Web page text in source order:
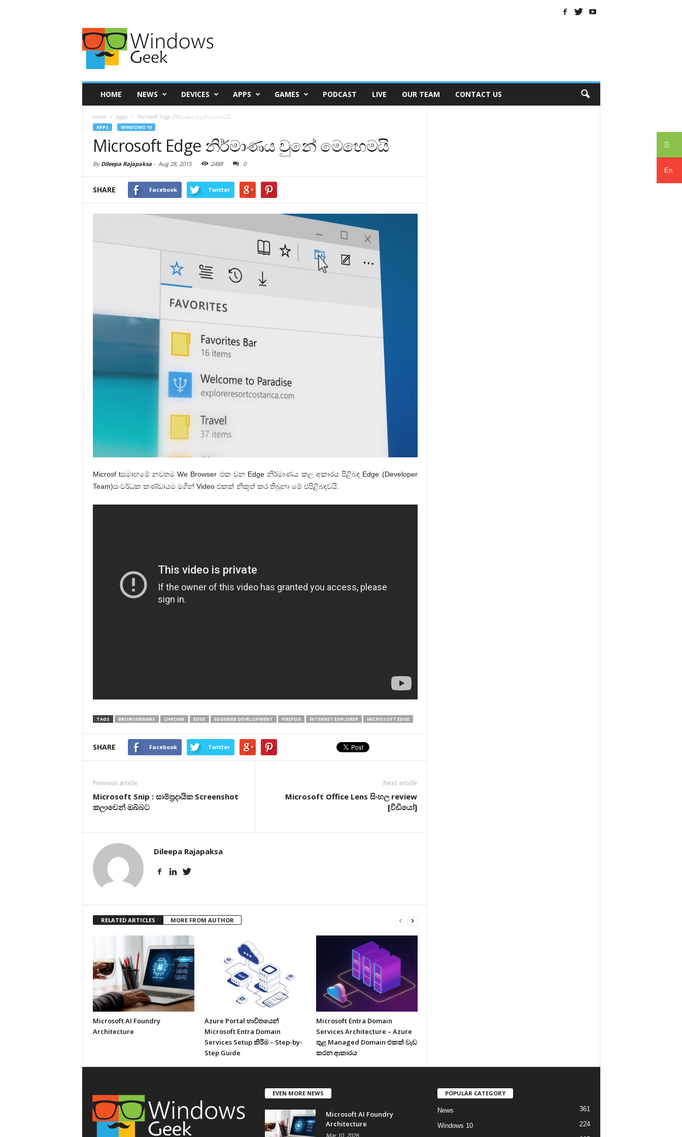
සිං
En
HOME NEWS DEVICES APPS GAMES PODCAST LIVE OUR TEAM CONTACT US
Home Apps Microsoft Edge නිර්මාණය වුනේ මෙහෙමයි
APPS WINDOWS 10
Microsoft Edge නිර්මාණය වුනේ මෙහෙමයි
By Dileepa Rajapaksa- Aug 28, 2015 2488 0
SHARE Facebook Twitter
Microsf tසමාඟමේ නවතම We Browser එක වන Edge නිර්මාණය කල අකාරය පිළිබඳ Edge (Developer
Team)සංවර්ධක කණ්ඩායම මගින් Video එකක් නිකුත් කර තිබුනා මේ එපිළිබඳවයි.
TAGS BROWSERWARS CHROME EDGE EDGEWEB DEVELOPMENT FIREFOX INTERNET EXPLORER MICROSOFT EDGE
SHARE Facebook Twitter
Previous article
Microsoft Snip : සාම්ප්‍රදායික Screenshot
කලාවෙන් ඔබ්බට
Next article
Microsoft Office Lens සිංහල review
[වීඩියෝ]
Dileepa Rajapaksa
RELATED ARTICLES MORE FROM AUTHOR
Microsoft AI Foundry
Architecture
Azure Portal භාවිතයෙන්
Microsoft Entra Domain
Services Setup කිරීම – Step-by-
Step Guide
Microsoft Entra Domain
Services Architecture – Azure
තුළ Managed Domain එකක් වැඩ
කරන ආකාරය
EVEN MORE NEWS
Microsoft AI Foundry
Architecture
Mar 10, 2026
POPULAR CATEGORY
News 361
Windows 10 224